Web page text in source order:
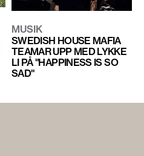
MUSIK
SWEDISH HOUSE MAFIA
TEAMAR UPP MED LYKKE
LI PÅ "HAPPINESS IS SO
SAD"